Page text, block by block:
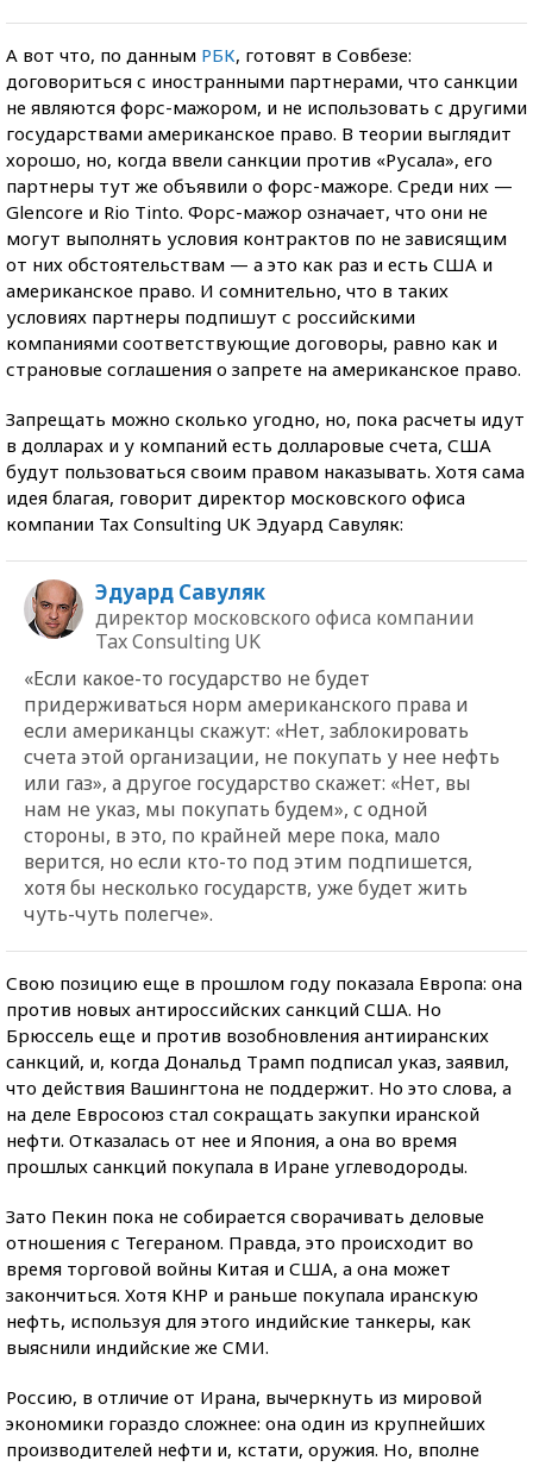
А вот что, по данным РБК, готовят в Совбезе:
договориться с иностранными партнерами, что санкции
не являются форс-мажором, и не использовать с другими
государствами американское право. В теории выглядит
хорошо, но, когда ввели санкции против «Русала», его
партнеры тут же объявили о форс-мажоре. Среди них —
Glencore и Rio Tinto. Форс-мажор означает, что они не
могут выполнять условия контрактов по не зависящим
от них обстоятельствам — а это как раз и есть США и
американское право. И сомнительно, что в таких
условиях партнеры подпишут с российскими
компаниями соответствующие договоры, равно как и
страновые соглашения о запрете на американское право.
Запрещать можно сколько угодно, но, пока расчеты идут
в долларах и у компаний есть долларовые счета, США
будут пользоваться своим правом наказывать. Хотя сама
идея благая, говорит директор московского офиса
компании Tax Consulting UK Эдуард Савуляк:
Эдуард Савуляк
директор московского офиса компании
Tax Consulting UK
«Если какое-то государство не будет
придерживаться норм американского права и
если американцы скажут: «Нет, заблокировать
счета этой организации, не покупать у нее нефть
или газ», а другое государство скажет: «Нет, вы
нам не указ, мы покупать будем», с одной
стороны, в это, по крайней мере пока, мало
верится, но если кто-то под этим подпишется,
хотя бы несколько государств, уже будет жить
чуть-чуть полегче».
Свою позицию еще в прошлом году показала Европа: она
против новых антироссийских санкций США. Но
Брюссель еще и против возобновления антииранских
санкций, и, когда Дональд Трамп подписал указ, заявил,
что действия Вашингтона не поддержит. Но это слова, а
на деле Евросоюз стал сокращать закупки иранской
нефти. Отказалась от нее и Япония, а она во время
прошлых санкций покупала в Иране углеводороды.
Зато Пекин пока не собирается сворачивать деловые
отношения с Тегераном. Правда, это происходит во
время торговой войны Китая и США, а она может
закончиться. Хотя КНР и раньше покупала иранскую
нефть, используя для этого индийские танкеры, как
выяснили индийские же СМИ.
Россию, в отличие от Ирана, вычеркнуть из мировой
экономики гораздо сложнее: она один из крупнейших
производителей нефти и, кстати, оружия. Но, вполне